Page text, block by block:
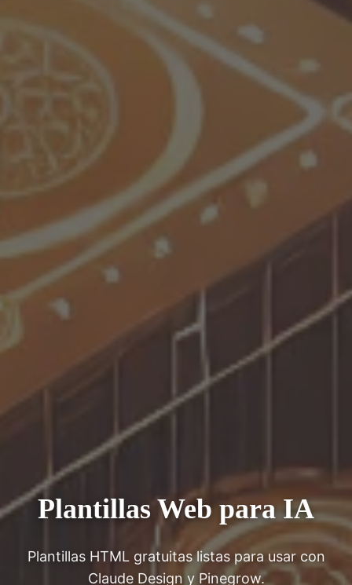
Plantillas Web para IA
Plantillas HTML gratuitas listas para usar con
Claude Design y Pinegrow.